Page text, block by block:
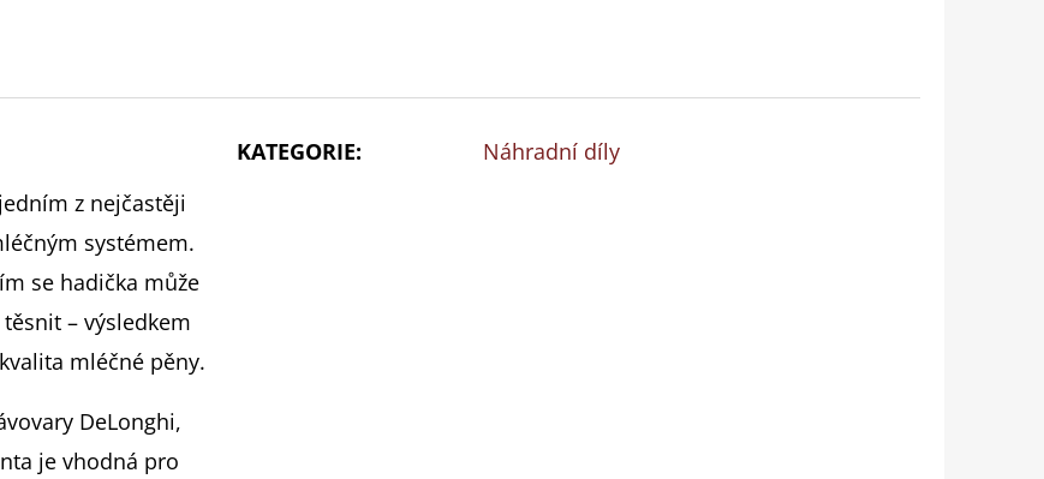
z nejčastěji
systémem.
se hadička může
– výsledkem
mléčné pěny.
DeLonghi,
je vhodná pro
KATEGORIE: Náhradní díly